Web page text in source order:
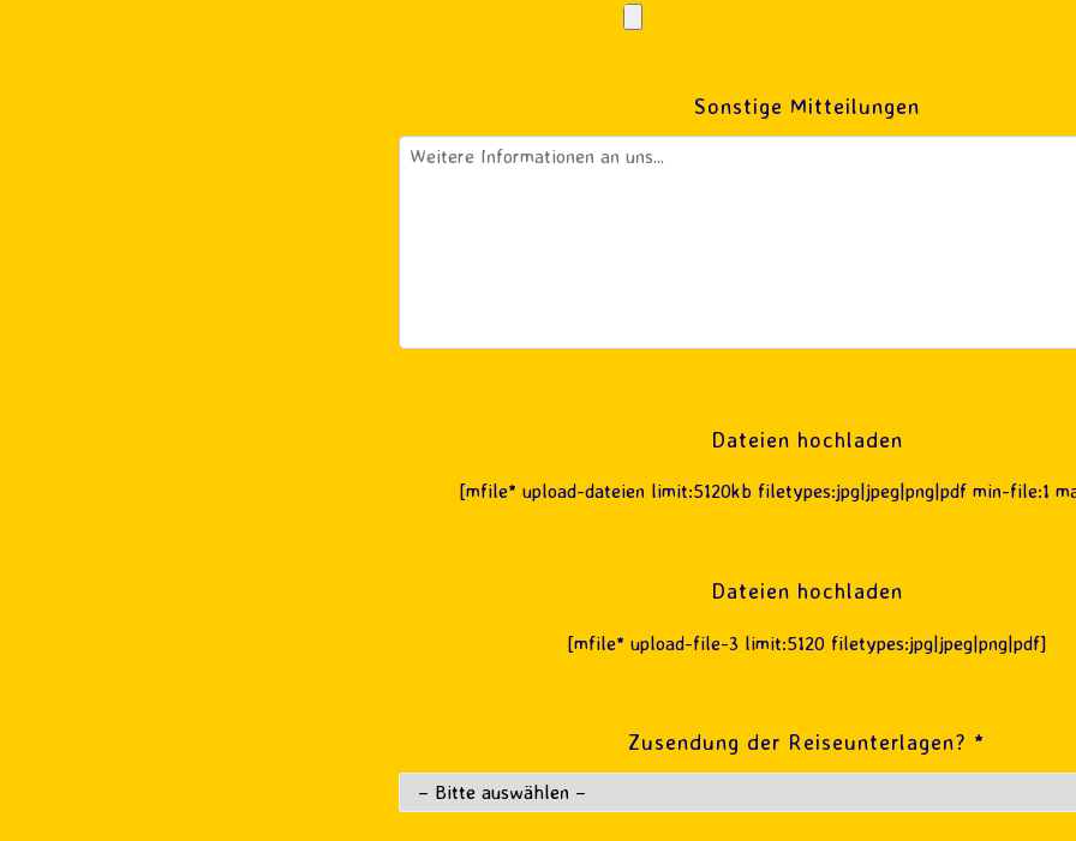
Sonstige Mitteilungen
Dateien hochladen
[mfile* upload-dateien limit:5120kb filetypes:jpg|jpeg|png|pdf min-file:1
Dateien hochladen
[mfile* upload-file-3 limit:5120 filetypes:jpg|jpeg|png|pdf]
Zusendung der Reiseunterlagen? *